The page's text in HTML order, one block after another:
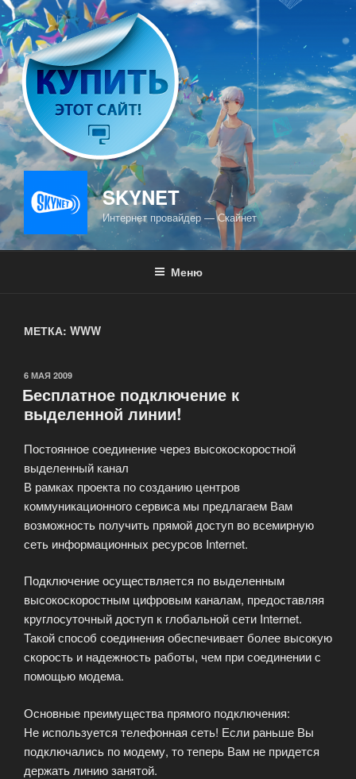
Перейти
к
содержимому
SKYNET
Интернет провайдер — Скайнет
Меню
МЕТКА: WWW
ОПУБЛИКОВАНО
6 МАЯ 2009
Бесплатное подключение к
выделенной линии!
Постоянное соединение через высокоскоростной
выделенный канал
В рамках проекта по созданию центров
коммуникационного сервиса мы предлагаем Вам
возможность получить прямой доступ во всемирную
сеть информационных ресурсов Internet.
Подключение осуществляется по выделенным
высокоскоростным цифровым каналам, предоставляя
круглосуточный доступ к глобальной сети Internet.
Такой способ соединения обеспечивает более высокую
скорость и надежность работы, чем при соединении с
помощью модема.
Основные преимущества прямого подключения:
Не используется телефонная сеть! Если раньше Вы
подключались по модему, то теперь Вам не придется
держать линию занятой.